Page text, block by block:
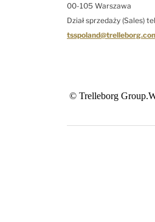
00-105 Warszawa
Dział sprzedaży (Sales)
© Trelleborg